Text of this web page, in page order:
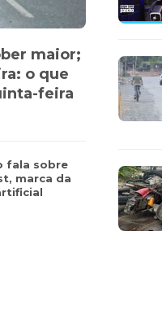
maior;
o que
feira
fala sobre
marca da